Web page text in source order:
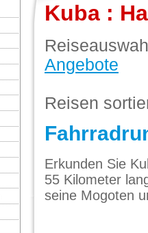
Kuba :
Angebote
Reisen
Erkunden Sie
55 Kilometer
seine Mogoten